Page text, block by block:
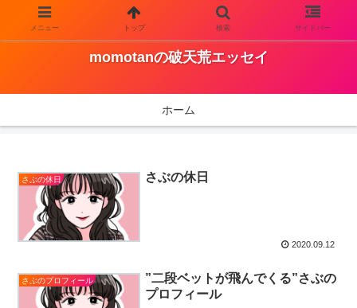
Just another WordPress site
momotanの破天荒エッセイ
ホーム
さぶの休日 さぶの休日
2020.09.12
さぶのプロフィール
”二段ベットが飛んでくる”さぶの
プロフィール
メニュー トップ 検索 サイドバー